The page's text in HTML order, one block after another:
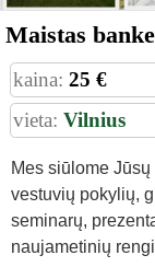
Maistas
kaina: 25 €
vieta: Vilnius
Mes siūlome
vestuvių pokylių,
seminarų,
naujametinių